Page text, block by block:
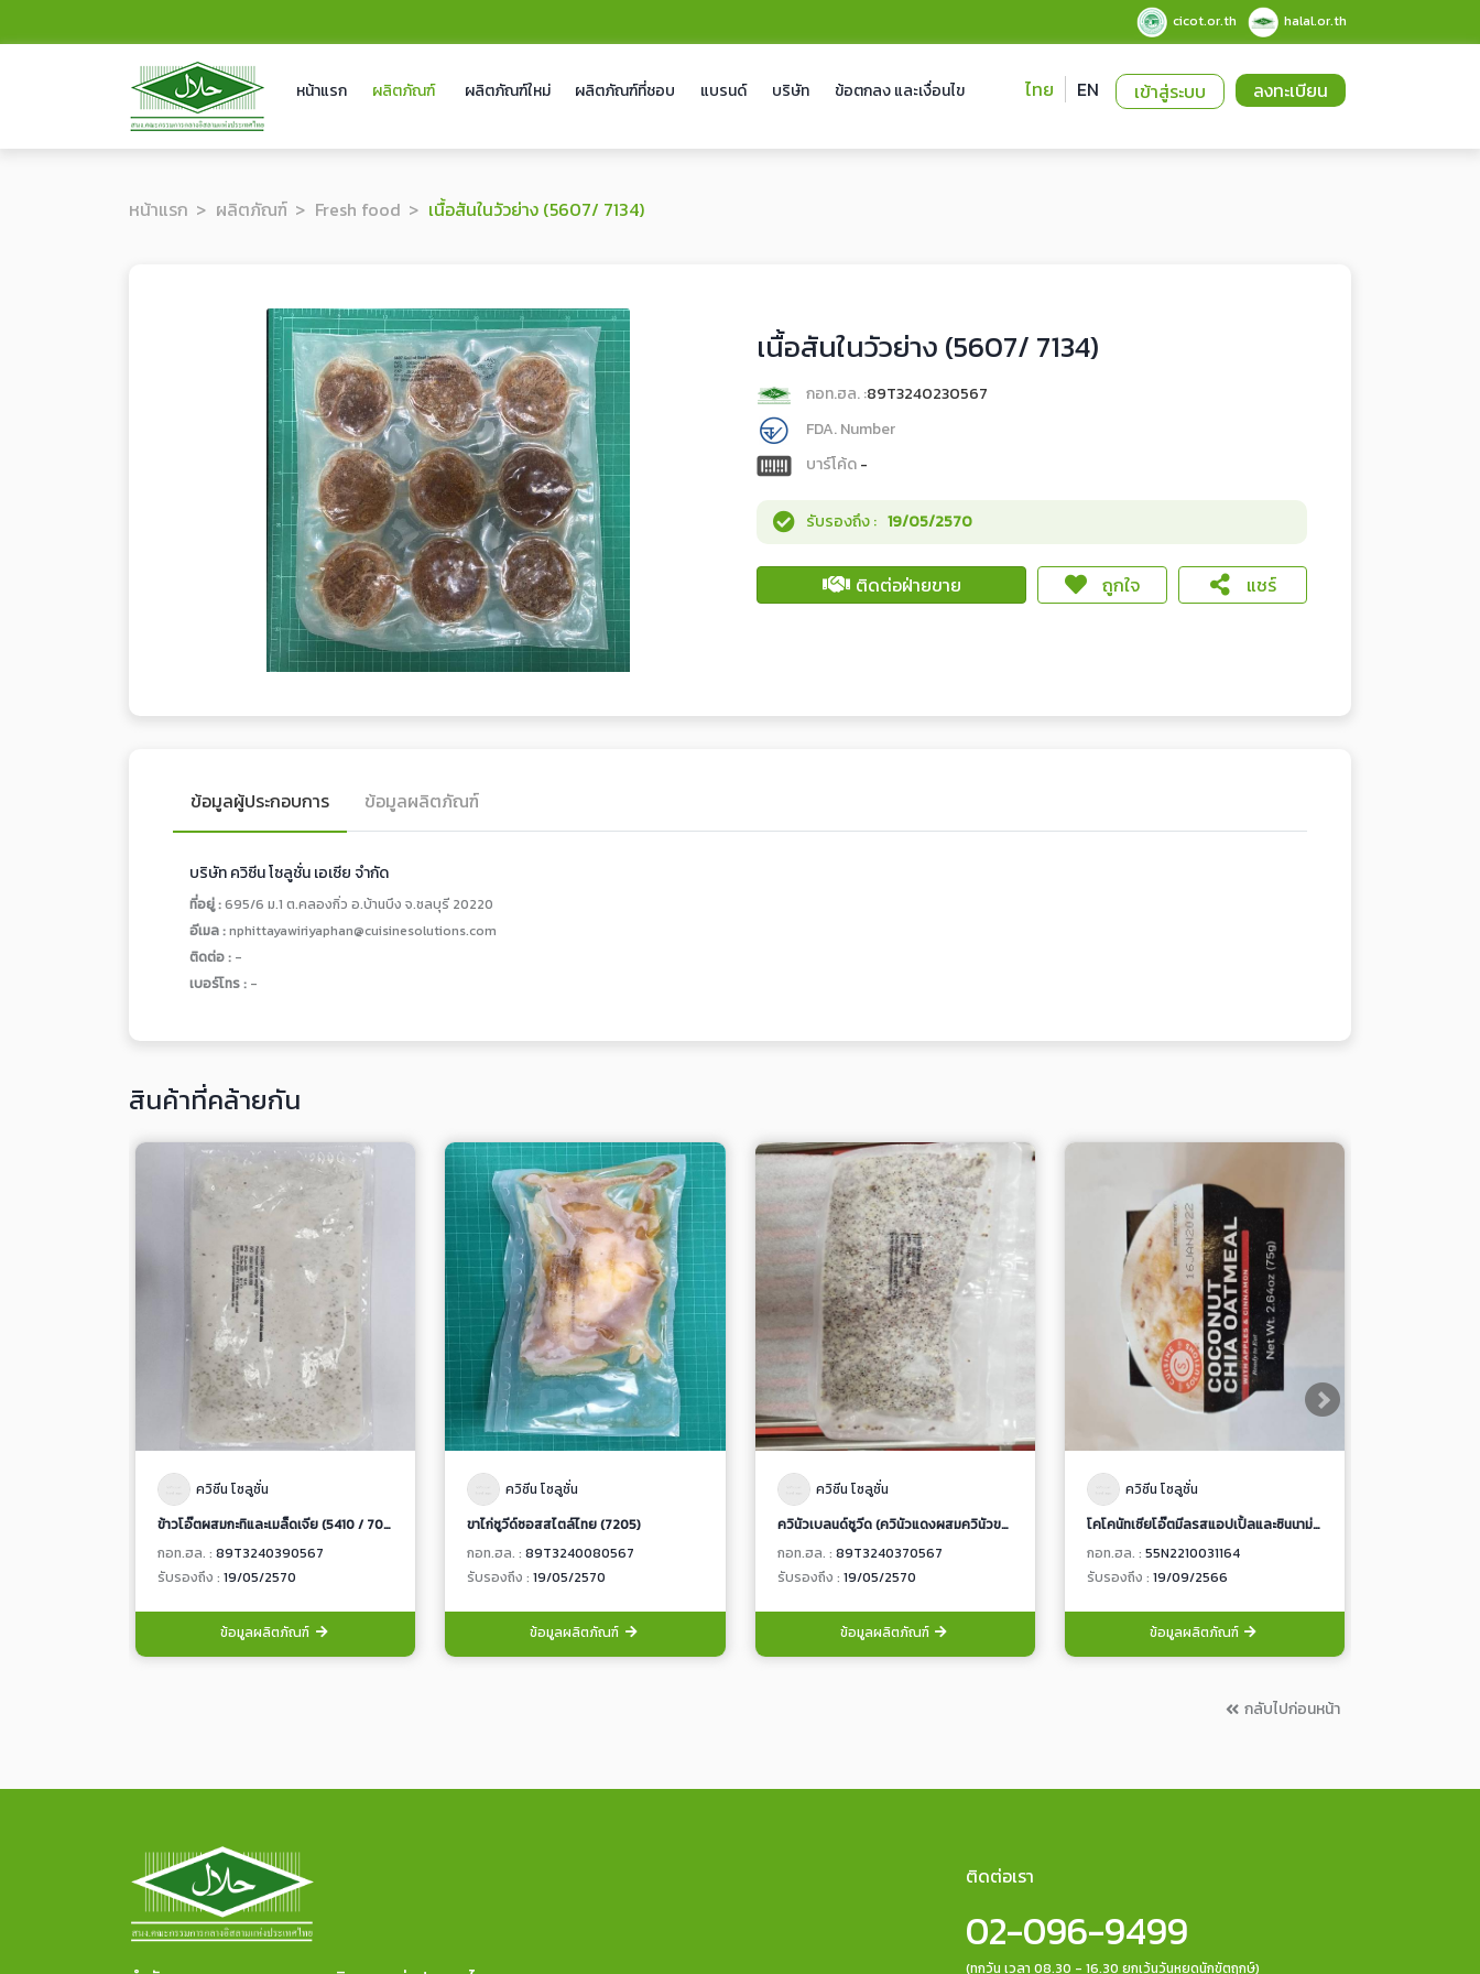
cicot.or.th halal.or.th
หน้าแรก ผลิตภัณฑ์ ผลิตภัณฑ์ใหม่ ผลิตภัณฑ์ที่ชอบ แบรนด์ บริษัท ข้อตกลง และเงื่อนไข เข้าสู่ระบบ ลงทะเบียน
ไทย EN
หน้าแรก ผลิตภัณฑ์ Fresh food เนื้อสันในวัวย่าง (5607/ 7134)
เนื้อสันในวัวย่าง (5607/ 7134)
กอท.ฮล. :89T3240230567
FDA. Number
บาร์โค้ด-
รับรองถึง : 19/05/2570
ติดต่อฝ่ายขาย ถูกใจ แชร์
ข้อมูลผู้ประกอบการ ข้อมูลผลิตภัณฑ์
บริษัท ควิซีน โซลูชั่น เอเซีย จำกัด
ที่อยู่ :695/6 ม.1 ต.คลองกิ่ว อ.บ้านบึง จ.ชลบุรี 20220
อีเมล :nphittayawiriyaphan@cuisinesolutions.com
ติดต่อ : -
เบอร์โทร : -
สินค้าที่คล้ายกัน
ควิซีน โซลูชั่น
ข้าวโอ๊ตผสมกะทิและเมล็ดเจีย (5410 / 7014)
กอท.ฮล. : 89T3240390567
รับรองถึง : 19/05/2570
ข้อมูลผลิตภัณฑ์
ควิซีน โซลูชั่น
ขาไก่ซูวีด์ซอสสไตล์ไทย (7205)
กอท.ฮล. :89T3240080567
รับรองถึง :19/05/2570
ข้อมูลผลิตภัณฑ์
ควิซีน โซลูชั่น
ควินัวเบลนด์ซูวีด (ควินัวแดงผสมควินัวขาวซูวีด) (5446 / 7013)
กอท.ฮล. : 89T3240370567
รับรองถึง : 19/05/2570
ข้อมูลผลิตภัณฑ์
ควิซีน โซลูชั่น
โคโคนัทเชียโอ๊ตมีลรสแอปเปิ้ลและซินนาม่อน (ข้าวโอ๊ตผสมเมล็ดเจียในน้ำกะทิรสแอปเปิ้ลและอบเชย)
กอท.ฮล. : 55N2210031164
รับรองถึง : 19/09/2566
ข้อมูลผลิตภัณฑ์
กลับไปก่อนหน้า
ติดต่อเรา
02-096-9499
(ทุกวัน เวลา 08.30 - 16.30 ยกเว้นวันหยุดนักขัตฤกษ์)